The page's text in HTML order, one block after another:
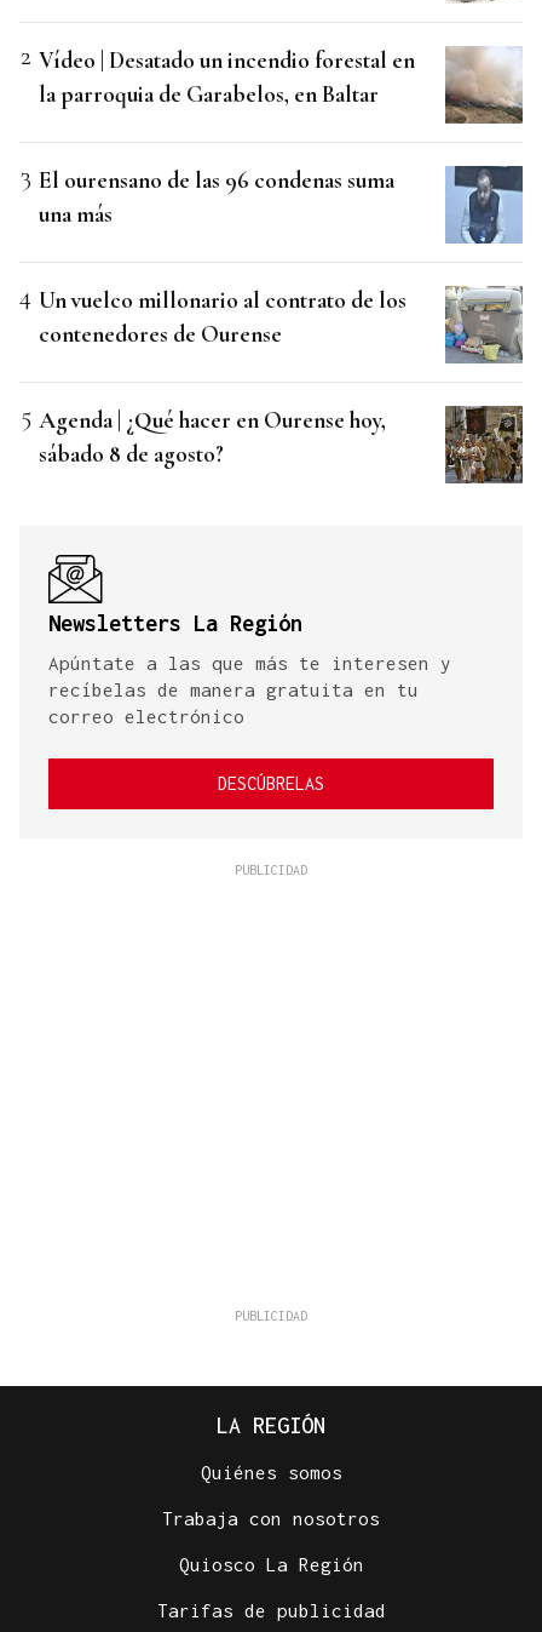
Vídeo | Desatado un incendio forestal en
la parroquia de Garabelos, en Baltar
El ourensano de las 96 condenas suma
una más
Un vuelco millonario al contrato de los
contenedores de Ourense
Agenda | ¿Qué hacer en Ourense hoy,
sábado 8 de agosto?
Newsletters La Región
Apúntate a las que más te interesen y
recíbelas de manera gratuita en tu
correo electrónico
DESCÚBRELAS
LA REGIÓN
Quiénes somos
Trabaja con nosotros
Quiosco La Región
Tarifas de publicidad